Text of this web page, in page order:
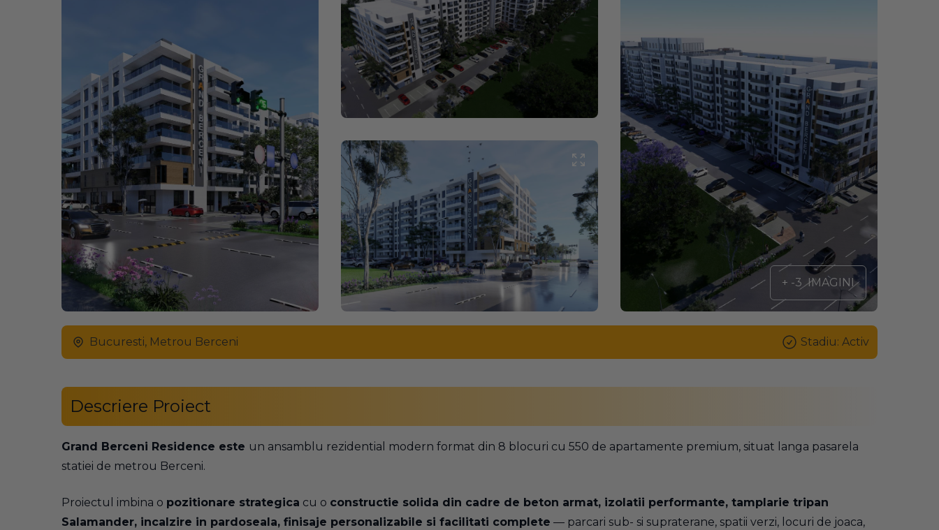
+ -3 IMAGINI
Bucuresti, Metrou Berceni Stadiu: Activ
Descriere Proiect
Grand Berceni Residence este un ansamblu rezidential modern format din 8 blocuri cu 550 de apartamente premium, situat langa pasarela
statiei de metrou Berceni.
Proiectul imbina o pozitionare strategica cu o constructie solida din cadre de beton armat, izolatii performante, tamplarie tripan
Salamander, incalzire in pardoseala, finisaje personalizabile si facilitati complete — parcari sub- si supraterane, spatii verzi, locuri de joaca,